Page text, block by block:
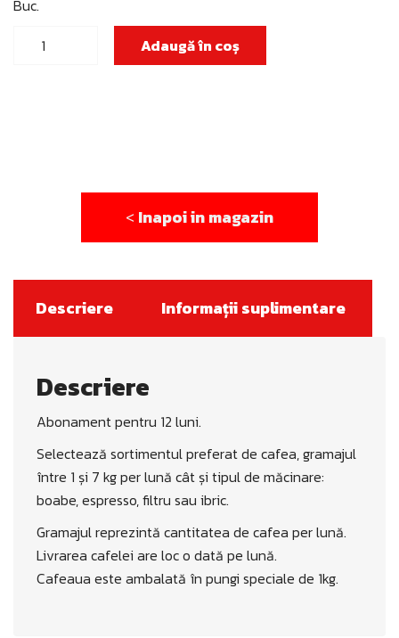
Buc.
Cantitate
Adaugă în coș
< Inapoi in magazin
Descriere Informații suplimentare
Descriere
Abonament pentru 12 luni.
Selectează sortimentul preferat de cafea, gramajul
între 1 și 7 kg per lună cât și tipul de măcinare:
boabe, espresso, filtru sau ibric.
Gramajulreprezintă cantitatea de cafea perlună.
Livrarea cafelei are loc o dată pe lună.
Cafeaua este ambalată în pungi speciale de 1kg.